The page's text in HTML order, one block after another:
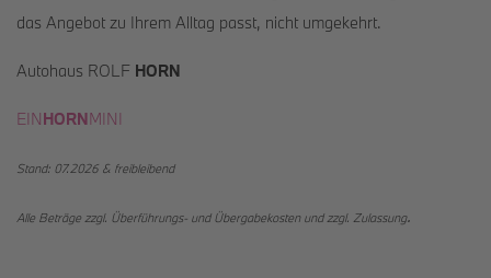
das Angebot zu Ihrem Alltag passt, nicht umgekehrt.
Autohaus ROLF HORN
EINHORNMINI
Stand: 07.2026 & freibleibend
Alle Beträge zzgl. Überführungs- und Übergabekosten und zzgl. Zulassung.